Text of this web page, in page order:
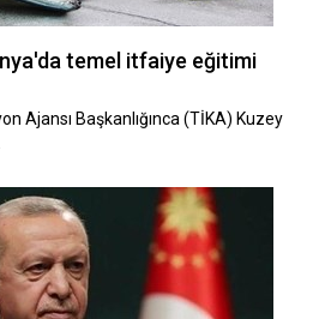
temel itfaiye eğitimi
Ajansı Başkanlığınca (TİKA) Kuzey